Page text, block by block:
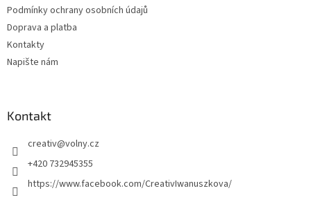
Podmínky ochrany osobních údajů
Doprava a platba
Kontakty
Napište nám
Kontakt
creativ@volny.cz
+420 732945355
https://www.facebook.com/CreativIwanuszkova/